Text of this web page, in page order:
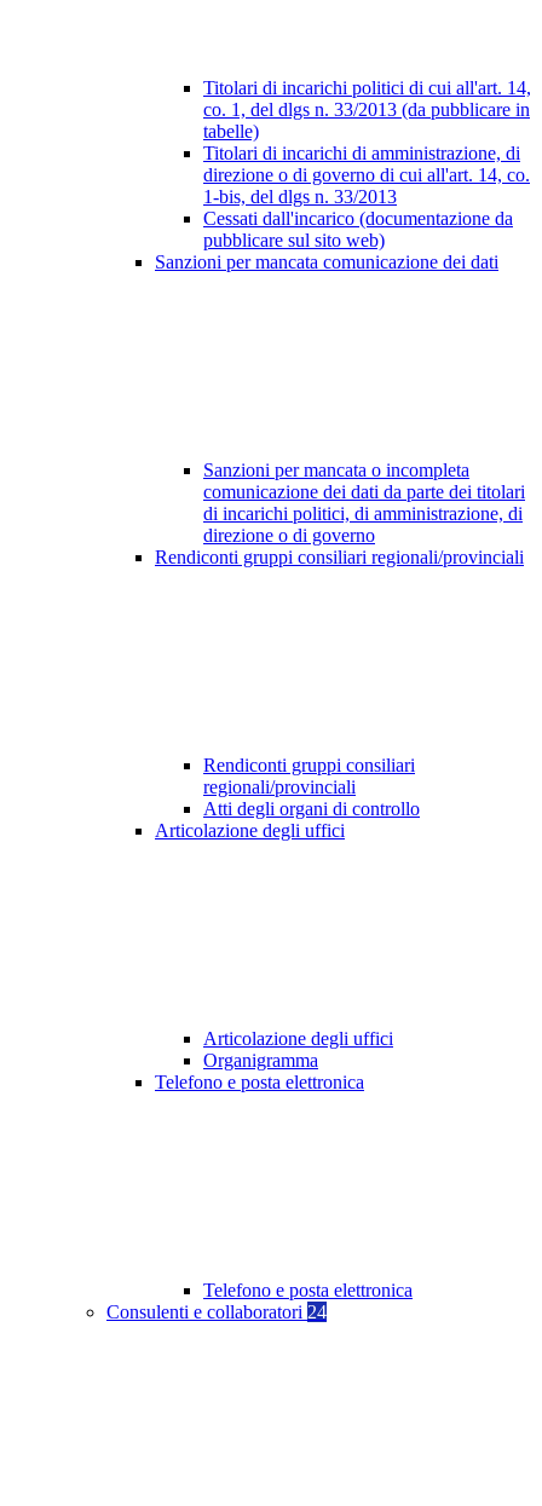
Titolari di incarichi politici di cui all'art. 14,
co. 1, del dlgs n. 33/2013 (da pubblicare in
tabelle)
Titolari di incarichi di amministrazione, di
direzione o di governo di cui all'art. 14, co.
1-bis, del dlgs n. 33/2013
Cessati dall'incarico (documentazione da
pubblicare sul sito web)
Sanzioni per mancata comunicazione dei dati
Sanzioni per mancata o incompleta
comunicazione dei dati da parte dei titolari
di incarichi politici, di amministrazione, di
direzione o di governo
Rendiconti gruppi consiliari regionali/provinciali
Rendiconti gruppi consiliari
regionali/provinciali
Atti degli organi di controllo
Articolazione degli uffici
Articolazione degli uffici
Organigramma
Telefono e posta elettronica
Telefono e posta elettronica
Consulenti e collaboratori 24